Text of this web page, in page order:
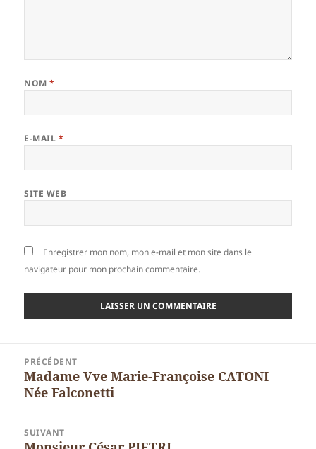
NOM*
E-MAIL *
SITE WEB
Enregistrer mon nom, mon e-mail et mon site dans le
navigateur pour mon prochain commentaire.
l’article
PRÉCÉDENT
Article
précédent :
Madame Vve Marie-Françoise CATONI
Née Falconetti
SUIVANT